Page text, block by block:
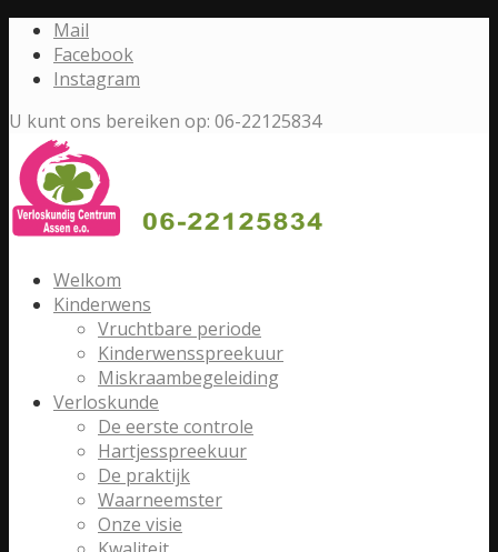
Mail
Facebook
Instagram
U kunt ons bereiken op: 06-22125834
Welkom
Kinderwens
Vruchtbare periode
Kinderwensspreekuur
Miskraambegeleiding
Verloskunde
De eerste controle
Hartjesspreekuur
De praktijk
Waarneemster
Onze visie